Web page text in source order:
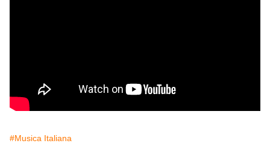
#Musica Italiana